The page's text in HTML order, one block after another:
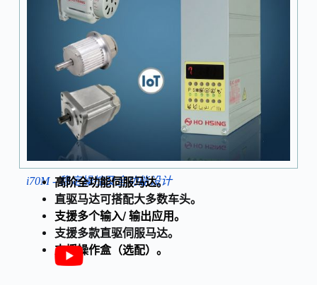
i70M - 稳定操控及全功能设计
高阶全功能伺服马达。
直驱马达可搭配大多数车头。
支援多个输入/ 输出应用。
支援多款直驱伺服马达。
支援操作盒（选配）。